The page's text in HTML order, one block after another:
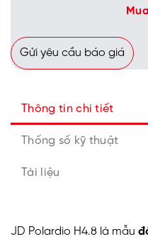
Gửi yêu cầu báo giá
Thông tin chi tiết
Thống số kỹ thuật
Tài liệu
JD Polardio H4.8 là mẫu